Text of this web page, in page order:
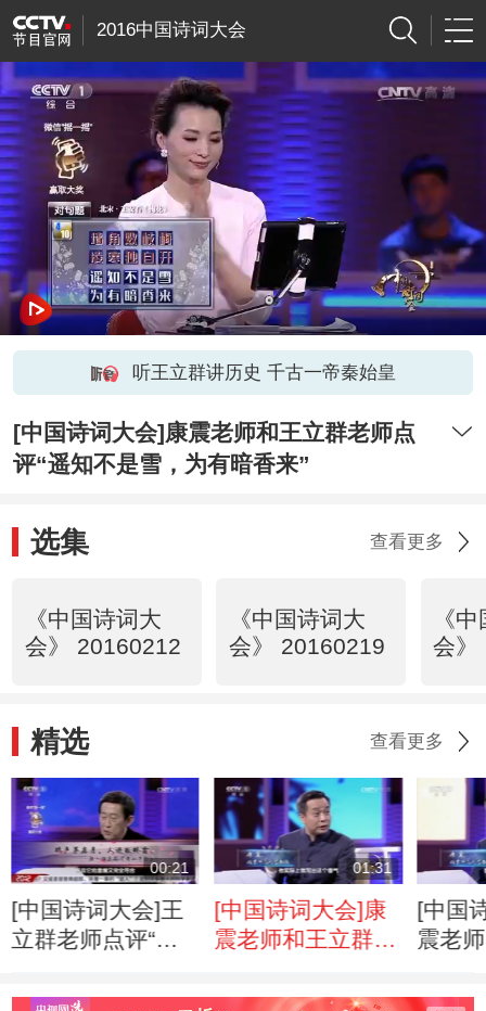
2016中国诗词大会
听王立群讲历史 千古一帝秦始皇
[中国诗词大会]康震老师和王立群老师点
评“遥知不是雪，为有暗香来”
选集 查看更多
《中国诗词大
会》 20160212
《中国诗词大
会》 20160219
《
会》
精选 查看更多
00:21
[中国诗词大会]王
立群老师点评“鸡
桥霜”
01:31
[中国诗词大会]康
震老师和王立群老
雪，为有暗香来”
[中国
震老
帐下